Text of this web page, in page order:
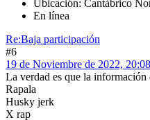
Ubicación: Cantábrico
En línea
Re:Baja participación
#6
19 de Noviembre de 2022,
La verdad es que la
Rapala
Husky jerk
X rap